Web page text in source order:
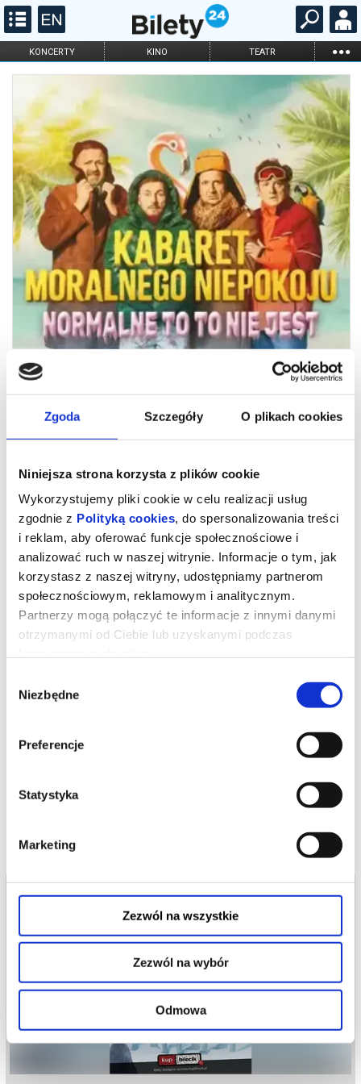
Zgoda Szczegóły O plikach cookies
Niniejsza strona korzysta z plików cookie
Wykorzystujemy pliki cookie w celu realizacji usług
zgodnie z Polityką cookies, do spersonalizowania treści
i reklam, aby oferować funkcje społecznościowe i
analizować ruch w naszej witrynie. Informacje o tym, jak
korzystasz z naszej witryny, udostępniamy partnerom
społecznościowym, reklamowym i analitycznym.
Partnerzy mogą połączyć te informacje z innymi danymi
otrzymanymi od Ciebie lub uzyskanymi podczas
zgody
Niezbędne
Preferencje
Statystyka
Marketing
Zezwól na wszystkie
Zezwól na wybór
Odmowa
KONCERTY KINO TEATR ...
FILHARMONIA OPERA I BALET
DLA DZIECI
KARNETY
Kabaret Moralnego Niepokoju "100
Procent"
Jak mówił Forrest Gump:
"Program Kabaretu Moralnego
Niepokoju jest jak pudełko czekoladek: nigdy nie wiadomo na
co się trafi, ale wiadomo że będzie super". Tak jest i tym
razem. Klasycznie błyskotliwe tekstyRoberta Górskiego
Niepokoju. Raz życiowo i konkretnie, raz abstrakcyjnie i zmysłowo.
Będzie 100% KMN w
KMN, 100% cukru w cukrze, 100% tequili w tequili, i to takiej
Co prawda skorpiona na chwilę w niej